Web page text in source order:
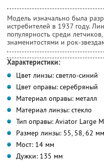
Модель изначально была
истребителей в 1937 году.
популярность среди
знаменитостями и рок-
Характеристики:
Цвет линзы: светло-синий
Цвет оправы: серебряный
Материал оправы: металл
Материал линзы: стекло
Тип оправы: Aviator Large
Размер линзы: 55, 58, 62 мм
Мост: 14 мм
Дужки: 135 мм